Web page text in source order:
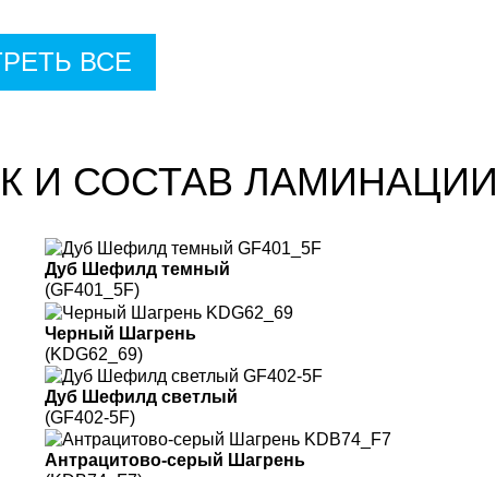
ВСЕ
И СОСТАВ ЛАМИНАЦИИ
Дуб Шефилд темный
(GF401_5F)
Черный Шагрень
(KDG62_69)
Дуб Шефилд светлый
(GF402-5F)
Антрацитово-серый Шагрень